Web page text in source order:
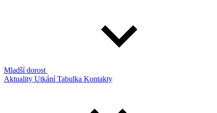
Mladší dorost
Aktuality UtkáníTabulka Kontakty